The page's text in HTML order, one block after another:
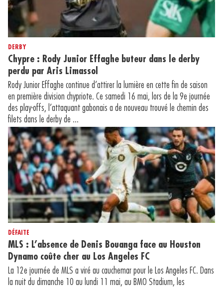
DERBY
Chypre : Rody Junior Effaghe buteur dans le derby
perdu par Aris Limassol
Rody Junior Effaghe continue d’attirer la lumière en cette fin de saison
en première division chypriote. Ce samedi 16 mai, lors de la 9e journée
des play-offs, l’attaquant gabonais a de nouveau trouvé le chemin des
filets dans le derby de ...
DÉFAITE
MLS : L’absence de Denis Bouanga face au Houston
Dynamo coûte cher au Los Angeles FC
La 12e journée de MLS a viré au cauchemar pour le Los Angeles FC. Dans
la nuit du dimanche 10 au lundi 11 mai, au BMO Stadium, les